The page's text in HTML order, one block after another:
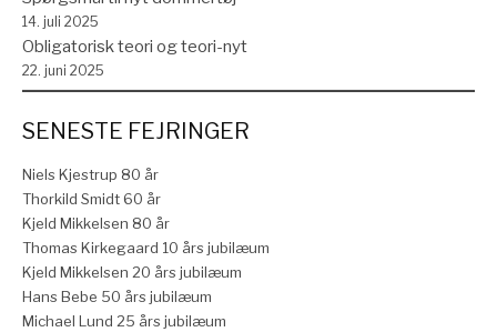
14. juli 2025
Obligatorisk teori og teori-nyt
22. juni 2025
SENESTE FEJRINGER
Niels Kjestrup 80 år
Thorkild Smidt 60 år
Kjeld Mikkelsen 80 år
Thomas Kirkegaard 10 års jubilæum
Kjeld Mikkelsen 20 års jubilæum
Hans Bebe 50 års jubilæum
Michael Lund 25 års jubilæum